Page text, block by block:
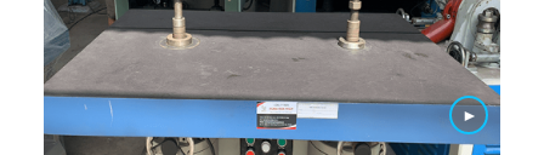
►